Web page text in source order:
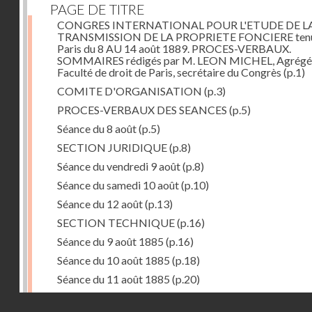
PAGE DE TITRE
CONGRES INTERNATIONAL POUR L'ETUDE DE
TRANSMISSION DE LA PROPRIETE FONCIERE
Paris du 8 AU 14 août 1889. PROCES-VERBAUX.
SOMMAIRES rédigés par M. LEON MICHEL,
Faculté de droit de Paris, secrétaire du Congrès (p.1)
COMITE D'ORGANISATION (p.3)
PROCES-VERBAUX DES SEANCES (p.5)
Séance du 8 août(p.5)
SECTION JURIDIQUE(p.8)
Séance du vendredi 9 août(p.8)
Séance du samedi 10 août(p.10)
Séance du 12 août(p.13)
SECTION TECHNIQUE(p.16)
Séance du 9 août 1885 (p.16)
Séance du 10 août 1885 (p.18)
Séance du 11 août 1885 (p.20)